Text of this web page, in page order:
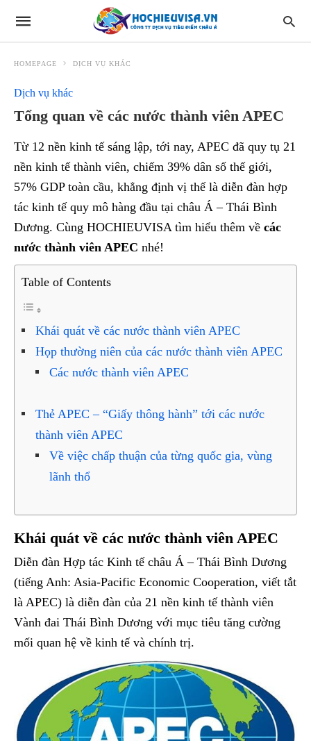
HOMEPAGE DỊCH VỤ KHÁC
Dịch vụ khác
Tổng quan về các nước thành viên APEC
Từ 12 nền kinh tế sáng lập, tới nay, APEC đã quy tụ 21
nền kinh tế thành viên, chiếm 39% dân số thế giới,
57% GDP toàn cầu, khẳng định vị thế là diễn đàn hợp
tác kinh tế quy mô hàng đầu tại châu Á – Thái Bình
Dương. Cùng HOCHIEUVISA tìm hiểu thêm về các
nước thành viên APEC nhé!
Table of Contents
Khái quát về các nước thành viên APEC
Họp thường niên của các nước thành viên APEC
Các nước thành viên APEC
Thẻ APEC – “Giấy thông hành” tới các nước
thành viên APEC
Về việc chấp thuận của từng quốc gia, vùng
lãnh thổ
Khái quát về các nước thành viên APEC
Diễn đàn Hợp tác Kinh tế châu Á – Thái Bình Dương
(tiếng Anh: Asia-Pacific Economic Cooperation, viết tắt
là APEC) là diễn đàn của 21 nền kinh tế thành viên
Vành đai Thái Bình Dương với mục tiêu tăng cường
mối quan hệ về kinh tế và chính trị.